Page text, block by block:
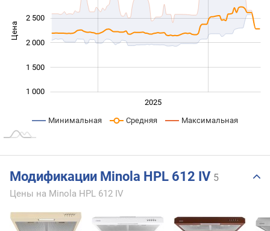
Цена
1 000
1 500
2 000
2 500
2025
Минимальная Средняя Максимальная
Модификации Minola HPL 612 IV 5
Цены на Minola HPL 612 IV